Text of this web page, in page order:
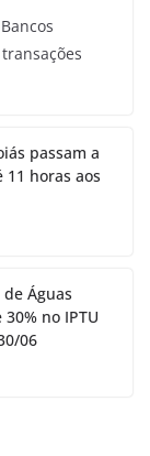
passam a
horas aos
Águas
no IPTU
06